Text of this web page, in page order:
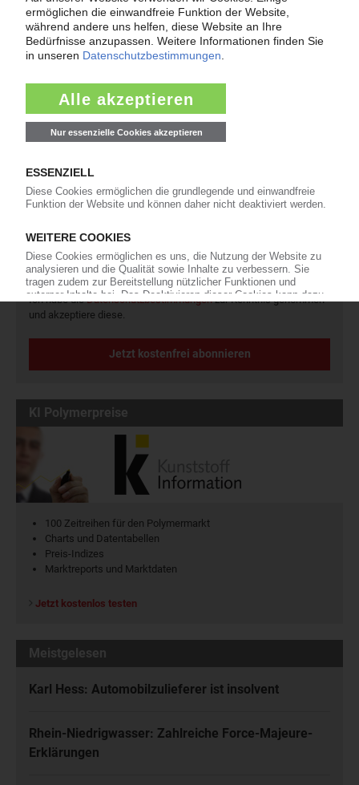
Die wichtigsten Nachrichten und Neuigkeiten aus der
Ich habe dieDatenschutzbestimmungenzur Kenntnis genommen
und akzeptiere diese.
Jetzt kostenfrei abonnieren
KI Polymerpreise
100 Zeitreihen für den Polymermarkt
Charts und Datentabellen
Preis-Indizes
Marktreports und Marktdaten
Jetzt kostenlos testen
Meistgelesen
Karl Hess: Automobilzulieferer ist insolvent
Rhein-Niedrigwasser: Zahlreiche Force-Majeure-
Erklärungen